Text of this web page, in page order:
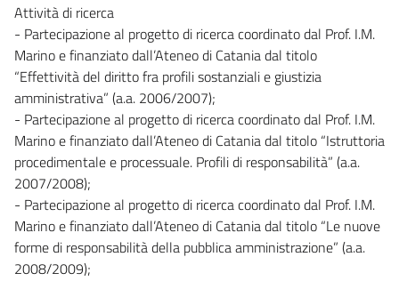
Attività di ricerca
- Partecipazione al progetto di ricerca coordinato dal Prof. I.M.
Marino e finanziato dall’Ateneo di Catania dal titolo
“Effettività del diritto fra profili sostanziali e giustizia
amministrativa” (a.a. 2006/2007);
- Partecipazione al progetto di ricerca coordinato dal Prof. I.M.
Marino e finanziato dall’Ateneo di Catania dal titolo “Istruttoria
procedimentale e processuale. Profili di responsabilità” (a.a.
2007/2008);
- Partecipazione al progetto di ricerca coordinato dal Prof. I.M.
Marino e finanziato dall’Ateneo di Catania dal titolo “Le nuove
forme di responsabilità della pubblica amministrazione” (a.a.
2008/2009);